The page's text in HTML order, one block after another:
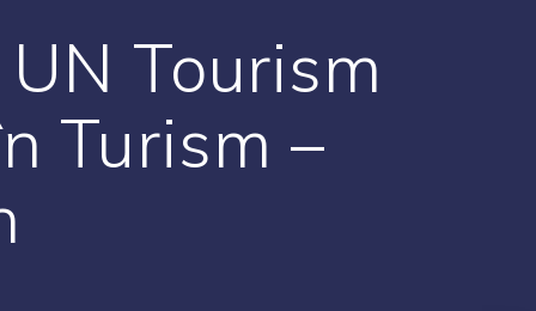
Tourism
Turism –